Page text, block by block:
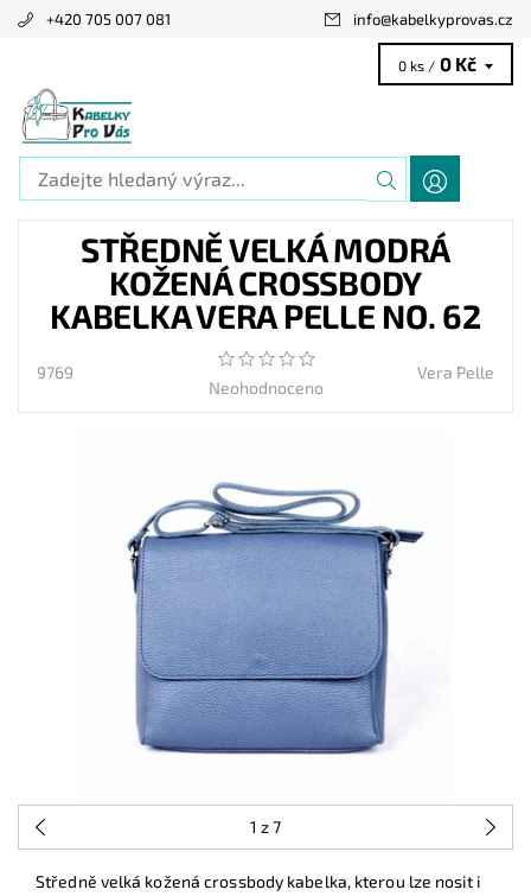
+420 705 007 081 info@kabelkyprovas.cz
0 ks / 0 Kč
STŘEDNĚ VELKÁ MODRÁ
KOŽENÁ CROSSBODY
KABELKA VERA PELLE NO. 62
9769
Neohodnoceno
Vera Pelle
1 z 7
Středně velká kožená crossbody kabelka, kterou lze nosit i